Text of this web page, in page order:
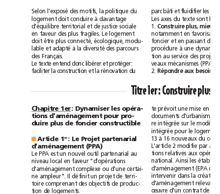
S elon l'exposé des motifs, la politique du
logement doit conduire à davantage
d'équilibre et de justice sociale
en faveur des plus fragiles. Le logement
doit être plus connecté, écologique,
modu-
lable
et adapté à la diversité des
parcours
des
Le texte entend donc libérer et protéger:
faciliter la construction et la rénovation du
p arc bâti et fluidifier les
Les axes du texte sont
Construire plus,
notamment en
foncier et en passant
procédure à une
tion au service des
veaux mécanismes (PPA
2. Répondre aux
Titre 1er: Construire
Chapitre 1er: Dynamiser les opéra-
tions d'aménagement pour pro-
duire plus de foncier constructible
■ Article 1 er: Le Projet
partenarial
d'aménagement
(PPA)
Le PPA est un au
niveau en faveur "d'opérations
d'aménagement complexe ou d'une certai-
ne définit un projet de
terri-
toire
comprenant des objectifs de produc-
tion de logements.
te prévoit une mise en
documents
re intégrée sur le
intégrée
pour le
13 à 16 nouveaux du
L'article 2 modifie par
tions relatives
aux
national.
Ainsi
les
d'aménagement
(EPA
intervenir dans la
d'aménagement
œuvre d'un contrat de